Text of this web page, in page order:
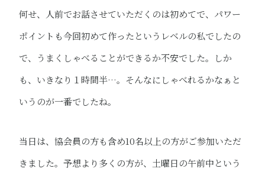
何せ、人前でお話させていただくのは初めてで、パワー
ポイントも今回初めて作ったというレベルの私でしたの
で、うまくしゃべることができるか不安でした。しか
も、いきなり１時間半…。そんなにしゃべれるかなぁと
いうのが一番でしたね。
当日は、協会員の方も含め10名以上の方がご参加いただ
きました。予想より多くの方が、土曜日の午前中という